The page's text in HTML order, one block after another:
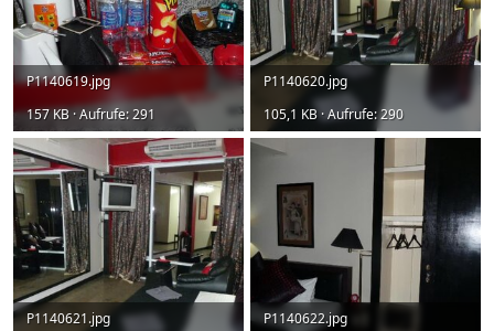
P1140619.jpg
157 KB · Aufrufe: 291
P1140620.jpg
105,1 KB · Aufrufe: 290
P1140621.jpg
P1140622.jpg